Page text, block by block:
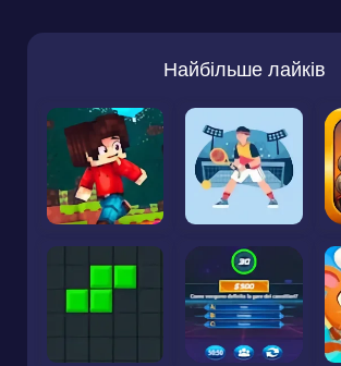
Найбільше лайків